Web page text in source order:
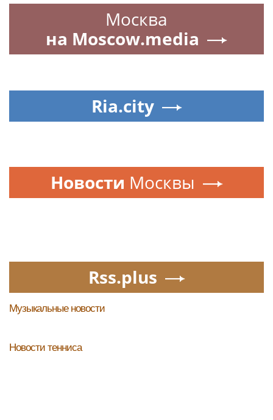
Москва
на Moscow.media
Ria.city
Новости Москвы
Rss.plus
Музыкальные новости
Новости тенниса